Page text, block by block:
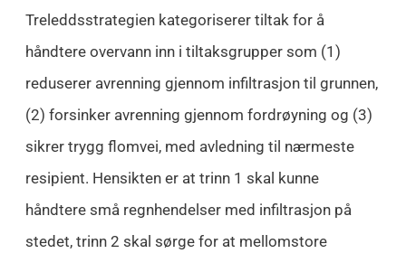
Treleddsstrategien kategoriserer tiltak for å
håndtere overvann inn i tiltaksgrupper som (1)
reduserer avrenning gjennom infiltrasjon til grunnen,
(2) forsinker avrenning gjennom fordrøyning og (3)
sikrer trygg flomvei, med avledning til nærmeste
resipient. Hensikten er at trinn 1 skal kunne
håndtere små regnhendelser med infiltrasjon på
stedet, trinn 2 skal sørge for at mellomstore